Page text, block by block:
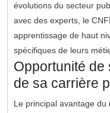
évolutions du secteur
avec des experts, le
apprentissage de haut
spécifiques de leurs
Opportunité de
de sa carrière
Le principal avantage